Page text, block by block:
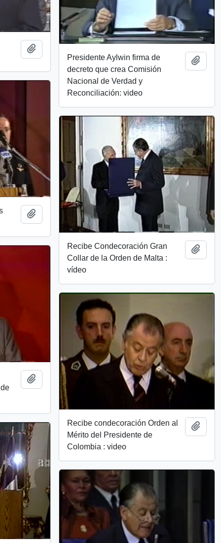
Add to clipboard
Presidente Aylwin firma de
decreto que crea Comisión
Nacional de Verdad y
Reconciliación: video
Add
Add to clipboard
Recibe Condecoración Gran
Collar de la Orden de Malta :
vídeo
Add
Add to clipboard
Recibe condecoración Orden al
Mérito del Presidente de
Colombia : video
Add